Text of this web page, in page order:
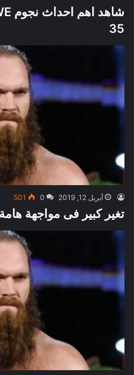
35
أبريل 12, 2019 0
501
تغير كبير فى مواجهة هامة